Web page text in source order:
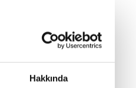
Hakkında